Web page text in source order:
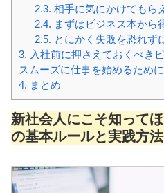
2.3. 相手に気にかけてもら
2.4. まずはビジネス本から
2.5. とにかく失敗を恐れず
3. 入社前に押さえておくべき
スムーズに仕事を始めるために
4. まとめ
新社会人にこそ知って
の基本ルールと実践方法